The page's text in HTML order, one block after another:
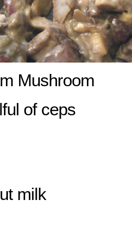
Mushroom
of ceps
milk